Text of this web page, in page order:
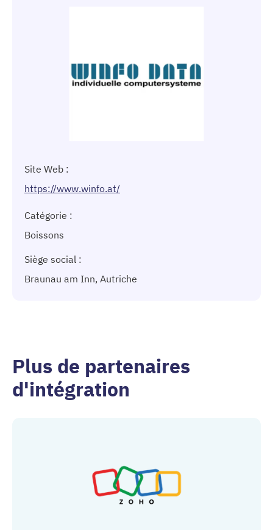
Site Web :
https://www.winfo.at/
Catégorie :
Boissons
Siège social :
Braunau am Inn, Autriche
Plus de partenaires
d'intégration